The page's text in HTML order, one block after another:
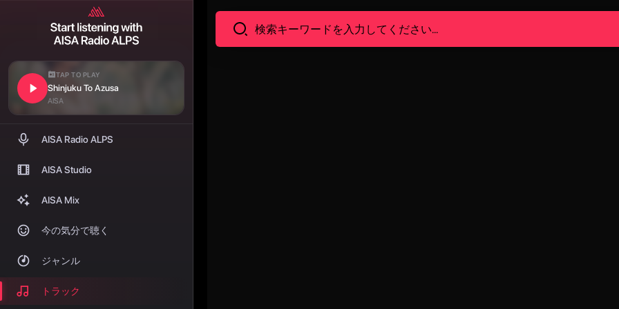
TAP TO PLAY
Shinjuku To Azusa
AISA
AISA Radio ALPS
AISA Studio
AISA Mix
今の気分で聴く
ジャンル
トラック